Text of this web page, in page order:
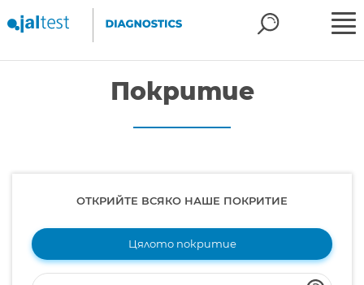
Покритие
ОТКРИЙТЕ ВСЯКО НАШЕ ПОКРИТИЕ
Цялото покритие